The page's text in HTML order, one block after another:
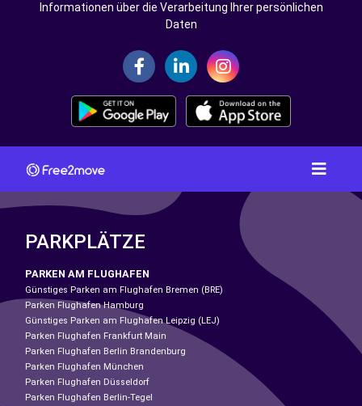
Informationen über die Verarbeitung Ihrer persönlichen
Daten
PARKPLÄTZE
PARKEN AM FLUGHAFEN
Günstiges Parken am Flughafen Bremen (BRE)
Parken Flughafen Hamburg
Günstiges Parken am Flughafen Leipzig (LEJ)
Parken Flughafen Frankfurt Main
Parken Flughafen Berlin Brandenburg
Parken Flughafen München
Parken Flughafen Düsseldorf
Parken Flughafen Berlin-Tegel